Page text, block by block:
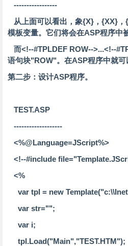
-----------------
从上面可以看出，象{X}，{XX}，
模板变量。它们将会在ASP程序中
而<!--#TPLDEF ROW-->...<!--
语句块"ROW"。在ASP程序中就可
第二步：设计ASP程序。
TEST.ASP
-------------------
<%@Language=JScript%>
<!--#include
<%
var tpl = new
var str="";
var i;
tpl.Load("Main","TEST.HTM");